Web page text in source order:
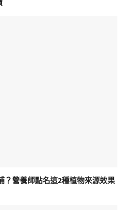
？營養師點名這2種植物來源效果